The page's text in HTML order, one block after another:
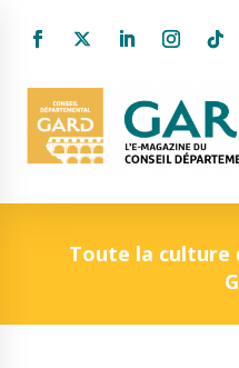
Toute la culture